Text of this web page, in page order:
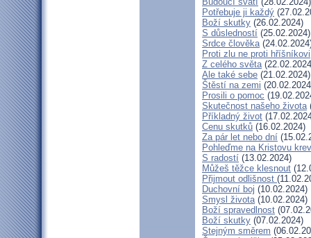
Potřebuje ji každý
Boží skutky (26.02.2024)
S důsledností (25.02.2024)
Srdce člověka
Proti zlu ne proti hříšníkovi
Z celého světa
Ale také sebe (21.02.2024)
Štěstí na zemi
Prosili o pomoc
Skutečnost našeho života
Příkladný život
Cenu skutků (16.02.2024)
Za pár let nebo dní
Pohleďme na Kristovu krev
S radostí (13.02.2024)
Můžeš těžce klesnout
Přijmout odlišnost
Duchovní boj (10.02.2024)
Smysl života(10.02.2024)
Boží spravedlnost
Boží skutky (07.02.2024)
Stejným směrem